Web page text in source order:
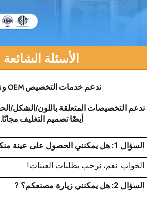
الأسئلة الشائعة
ندعم خدمات التخصيص OEM و ODM.
أيضًا تصميم التغليف مجانًا.
السؤال 1: هل يمكنني الحصول على عينة منكم؟
الجواب: نعم، نرحب بطلبات العينات!
السؤال 2: هل يمكنني زيارة مصنعكم؟ ?